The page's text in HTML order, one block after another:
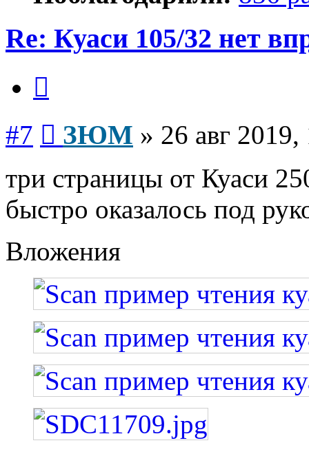
Re: Куаси 105/32 нет
#7 ЗЮМ » 26 авг 2019,
три страницы от Куаси
быстро оказалось под
Вложения